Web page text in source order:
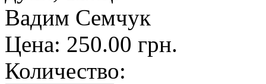
Цена: 250.00 грн.
Количество: